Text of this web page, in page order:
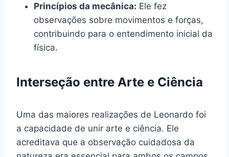
Princípios da mecânica: Ele fez
observações sobre movimentos e forças,
contribuindo para o entendimento inicial da
física.
Interseção entre Arte e Ciência
Uma das maiores realizações de Leonardo foi
a capacidade de unir arte e ciência. Ele
acreditava que a observação cuidadosa da